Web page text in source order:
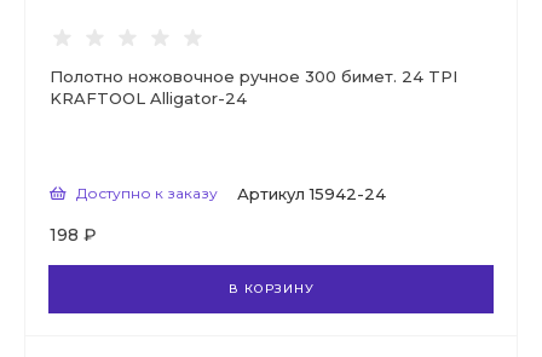
Полотно ножовочное ручное 300 бимет. 24 TPI
KRAFTOOL Alligator-24
Доступно к заказу Артикул 15942-24
198 ₽
В КОРЗИНУ